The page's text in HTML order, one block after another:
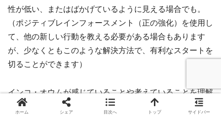
性が低い、またはばかげているように見える場合でも。
（ポジティブレインフォースメント（正の強化）を使用し
て、他の新しい行動を教える必要がある場合もあります
が、少なくともこのような解決方法で、有利なスタートを
切ることができます）
インコ・オウムが感じていることや考えていることを理解
しようとすることにとらわれないように注意してくださ
ホーム シェア 目次へ トップ サイドバー